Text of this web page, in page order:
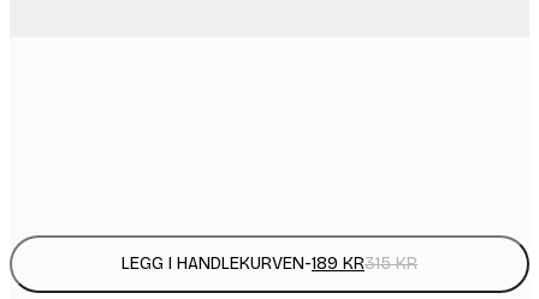
LEGG I HANDLEKURVEN-189 KR315 KR